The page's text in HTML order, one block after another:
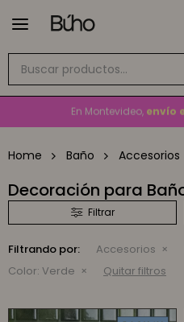

EnvíoGRATISa todo el país
En Montevideo,envío
Cambios y
Home Baño Accesorios
Decoración para
Filtrando por: Accesorios
Color: Verde Quitar filtros